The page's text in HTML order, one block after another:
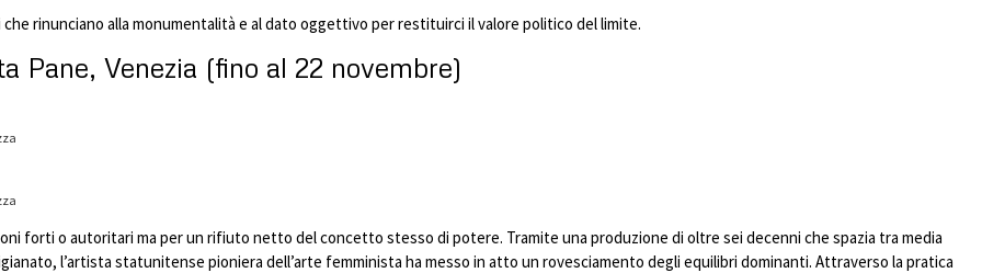
rinunciano alla monumentalità e al dato oggettivo per restituirci il valore politico del limite.
Venezia (fino al 22 novembre)
forti o autoritari ma per un rifiuto netto del concetto stesso di potere. Tramite una produzione di oltre sei decenni che spazia tra media
l’artista statunitense pioniera dell’arte femminista ha messo in atto un rovesciamento degli equilibri dominanti. Attraverso la pratica